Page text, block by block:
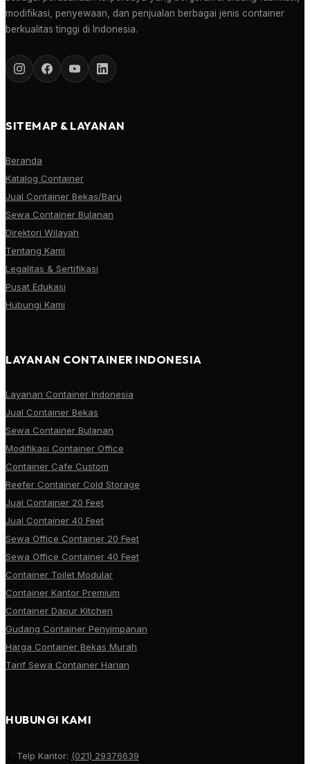
modifikasi, penyewaan, dan penjualan berbagai jenis container
berkualitas tinggi di Indonesia.
SITEMAP & LAYANAN
Beranda
Katalog Container
Jual Container Bekas/Baru
Sewa Container Bulanan
Direktori Wilayah
Tentang Kami
Legalitas & Sertifikasi
Pusat Edukasi
Hubungi Kami
LAYANAN CONTAINER INDONESIA
Layanan Container Indonesia
Jual Container Bekas
Sewa Container Bulanan
Modifikasi Container Office
Container Cafe Custom
Reefer Container Cold Storage
Jual Container 20 Feet
Jual Container 40 Feet
Sewa Office Container 20 Feet
Sewa Office Container 40 Feet
Container Toilet Modular
Container Kantor Premium
Container Dapur Kitchen
Gudang Container Penyimpanan
Harga Container Bekas Murah
Tarif Sewa Container Harian
HUBUNGI KAMI
Telp Kantor: (021) 29376639